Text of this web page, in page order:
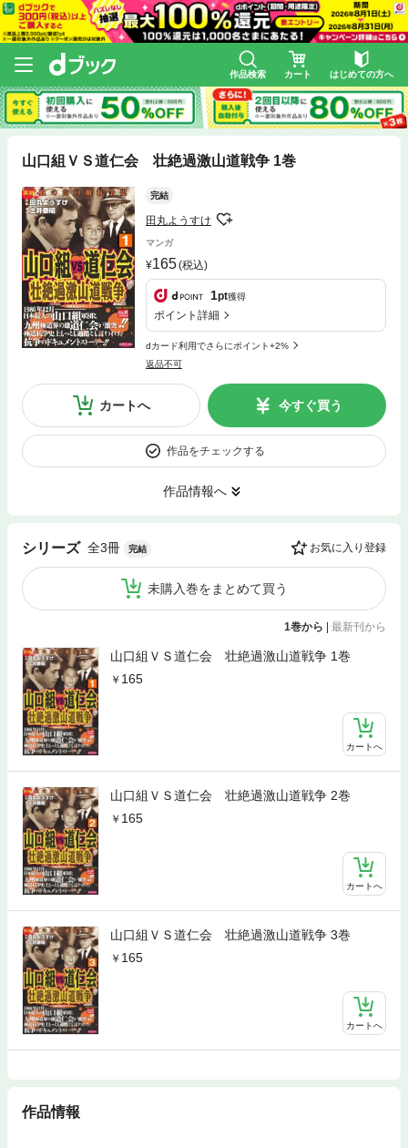
作品検索 カート はじめての方へ
山口組ＶＳ道仁会 壮絶過激山道戦争 1巻
完結
田丸ようすけ
マンガ
165(税込)
1pt獲得
ポイント詳細
dカード利用でさらにポイント+2%
返品不可
カートへ 今すぐ買う
作品をチェックする
作品情報へ
シリーズ 全3冊 完結 お気に入り登録
未購入巻をまとめて買う
1巻から 最新刊から
山口組ＶＳ道仁会 壮絶過激山道戦争 1巻
165
カートへ
山口組ＶＳ道仁会 壮絶過激山道戦争 2巻
165
カートへ
山口組ＶＳ道仁会 壮絶過激山道戦争 3巻
165
カートへ
作品情報